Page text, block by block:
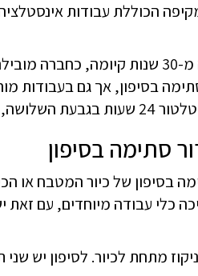
הכוללת עבודות
לחברת "ניקוזים" ניסיון עשיר שנצבר לאורך
בסיפון, אך גם בעבודות
וחגים.
סתימה בסיפון
בסיפון של כיור המטבח או
כלי עבודה מיוחדים, עם זאת
מתחת לכיור. לסיפון יש שני